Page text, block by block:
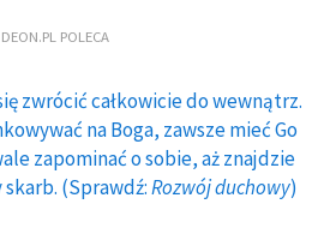
DEON.PL POLECA
zwrócić całkowicie do wewnątrz.
na Boga, zawsze mieć Go
zapominać o sobie, aż znajdzie
(Sprawdź:Rozwój duchowy)